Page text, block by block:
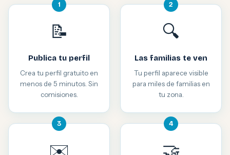
1
📝
Publica tu perfil
Crea tu perfil gratuito en
menos de 5 minutos. Sin
comisiones.
2
🔍
Las familias te ven
Tu perfil aparece visible
para miles de familias en
tu zona.
3 4